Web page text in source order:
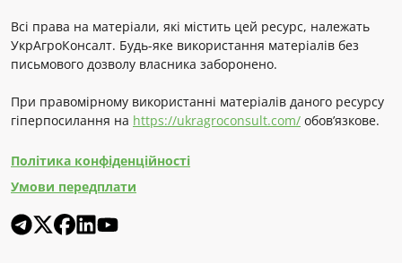
Всі права на матеріали, які містить цей ресурс, належать
УкрАгроКонсалт. Будь-яке використання матеріалів без
письмового дозволу власника заборонено.
При правомірному використанні матеріалів даного ресурсу
гіперпосилання на https://ukragroconsult.com/ обов’язкове.
Політика конфіденційності
Умови передплати